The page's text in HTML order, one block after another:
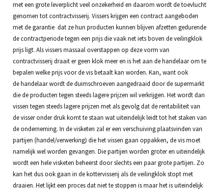
met een grote leverplicht veel onzekerheid en daarom wordt de toevlucht
genomen tot contractvisserij. Vissers krijgen een contract aangeboden
met de garantie dat ze hun producten kunnen blijven afzetten gedurende
de contractperiode tegen een prijs die vaak net iets boven de veilingklok
prijs ligt. Als vissers massaal overstappen op deze vorm van
contractvisserij draait er geen klok meer en is het aan de handelaar om te
bepalen welke prijs voor de vis betaalt kan worden. Kan, want ook
de handelaar wordt de duimschroeven aangedraaid door de supermarkt
die de producten tegen steeds lagere prijzen wil verkrijgen. Het wordt dan
vissen tegen steeds lagere prijzen met als gevolg dat de rentabiliteit van
de visser onder druk komt te staan wat uiteindelijk leidt tot het staken van
de onderneming. In de visketen zal er een verschuiving plaatsvinden van
partijen (handel/verwerking) die het vissen gaan oppakken, de vis moet
namelijk wel worden gevangen. Die partijen worden groter en uiteindelijk
wordt een hele visketen beheerst door slechts een paar grote partijen. Zo
kan het dus ook gaan in de kottervisserij als de veilingklok stopt met
draaien. Het lijkt een proces dat niet te stoppen is maar het is uiteindelijk